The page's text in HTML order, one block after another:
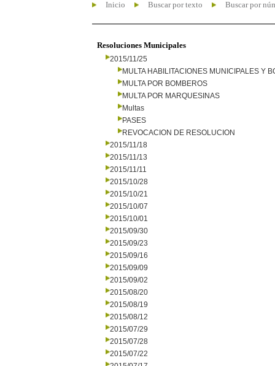
Inicio Buscar por texto Buscar por
Resoluciones Municipales
2015/11/25
MULTA HABILITACIONES MUNICIPALES Y
MULTA POR BOMBEROS
MULTA POR MARQUESINAS
Multas
PASES
REVOCACION DE RESOLUCION
2015/11/18
2015/11/13
2015/11/11
2015/10/28
2015/10/21
2015/10/07
2015/10/01
2015/09/30
2015/09/23
2015/09/16
2015/09/09
2015/09/02
2015/08/20
2015/08/19
2015/08/12
2015/07/29
2015/07/28
2015/07/22